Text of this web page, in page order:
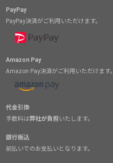
PayPay
PayPay決済がご利用いただけます。
Amazon Pay
Amazon Pay決済がご利用いただけます。
代金引換
手数料は弊社が負担いたします。
銀行振込
前払いでのお支払いとなります。